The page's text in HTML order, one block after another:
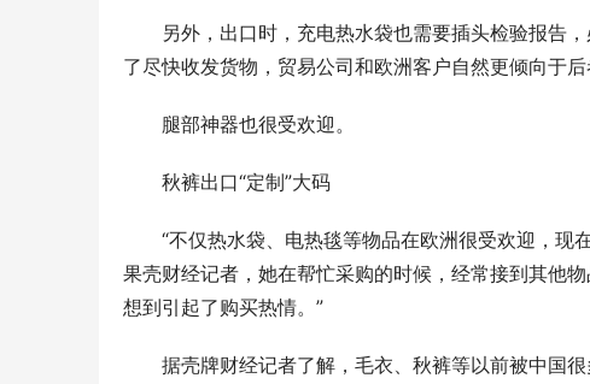
另外，出口时，充电热水袋也需要插头检验报告
了尽快收发货物，贸易公司和欧洲客户自然更倾向于后
腿部神器也很受欢迎。
秋裤出口“定制”大码
“不仅热水袋、电热毯等物品在欧洲很受欢迎，现
果壳财经记者，她在帮忙采购的时候，经常接到其他
想到引起了购买热情。”
据壳牌财经记者了解，毛衣、秋裤等以前被中国